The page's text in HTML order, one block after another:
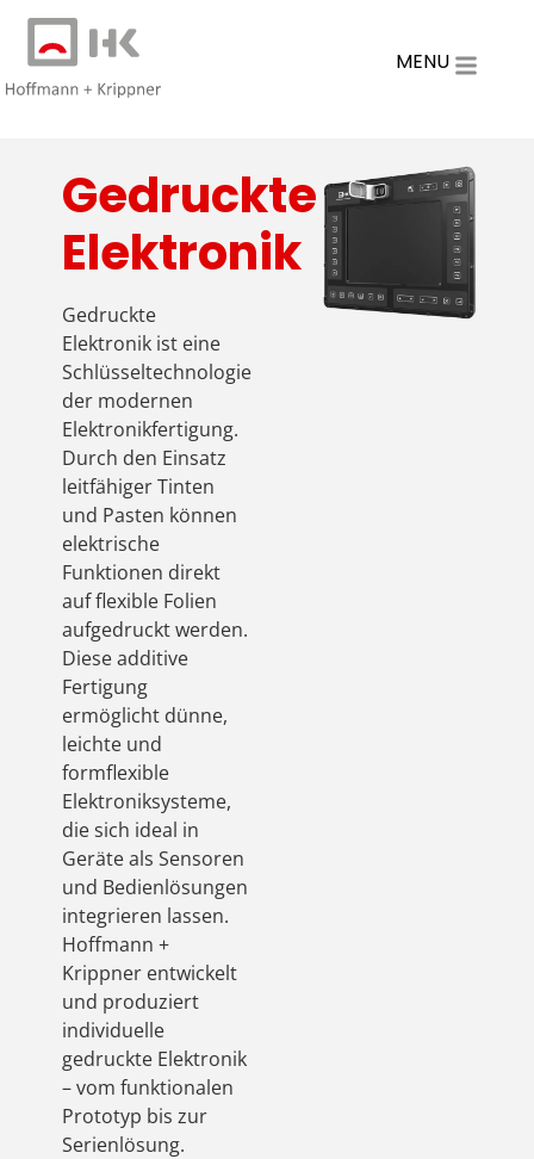
MENU
Gedruckte
Elektronik
Gedruckte
Elektronik ist eine
Schlüsseltechnologie
der modernen
Elektronikfertigung.
Durch den Einsatz
leitfähiger Tinten
und Pasten können
elektrische
Funktionen direkt
auf flexible Folien
aufgedruckt werden.
Diese additive
Fertigung
ermöglicht dünne,
leichte und
formflexible
Elektroniksysteme,
die sich ideal in
Geräte als Sensoren
und Bedienlösungen
integrieren lassen.
Hoffmann +
Krippner entwickelt
und produziert
individuelle
gedruckte Elektronik
– vom funktionalen
Prototyp bis zur
Serienlösung.